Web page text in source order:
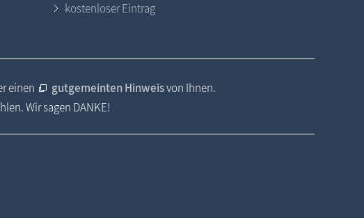
kostenloser Eintrag
einen gutgemeinten Hinweisvon Ihnen.
Wir sagen DANKE!